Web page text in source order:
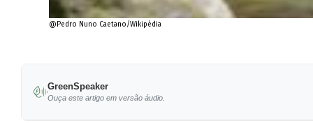
@Pedro Nuno Caetano/Wikipédia
GreenSpeaker
Ouça este artigo em versão áudio.